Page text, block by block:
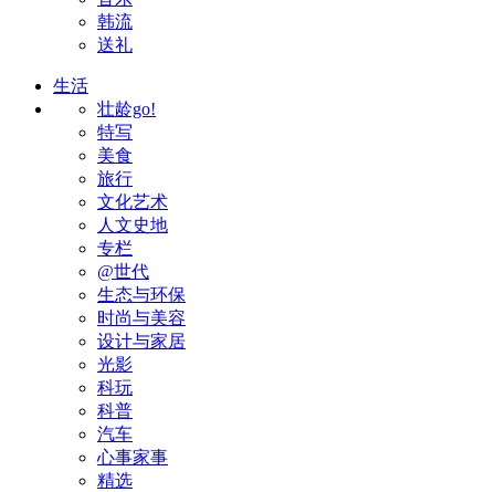
韩流
送礼
生活
壮龄go!
特写
美食
旅行
文化艺术
人文史地
专栏
@世代
生态与环保
时尚与美容
设计与家居
光影
科玩
科普
汽车
心事家事
精选